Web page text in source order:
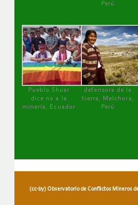
Perú
Pueblo Shuar
dice no a la
minería, Ecuador
defensora de la
tierra, Melchora,
Perú
(cc-by) Observatorio de Conflictos Mineros